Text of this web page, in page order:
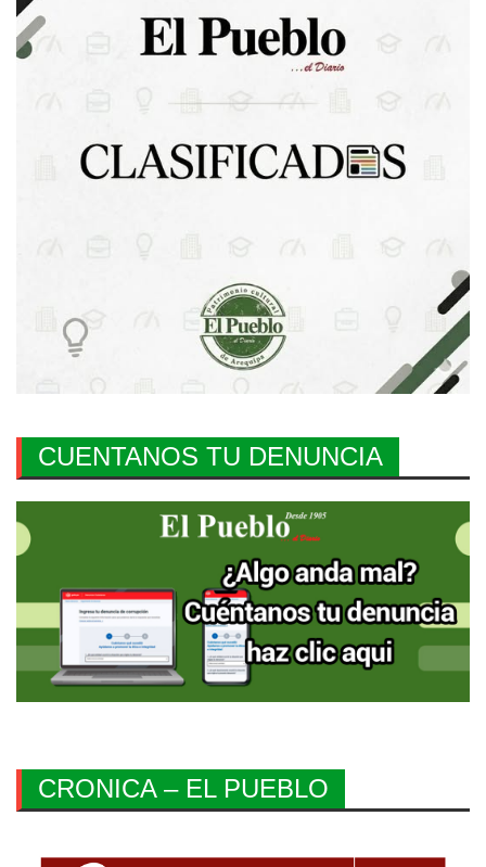
CUENTANOS TU DENUNCIA
CRONICA – EL PUEBLO